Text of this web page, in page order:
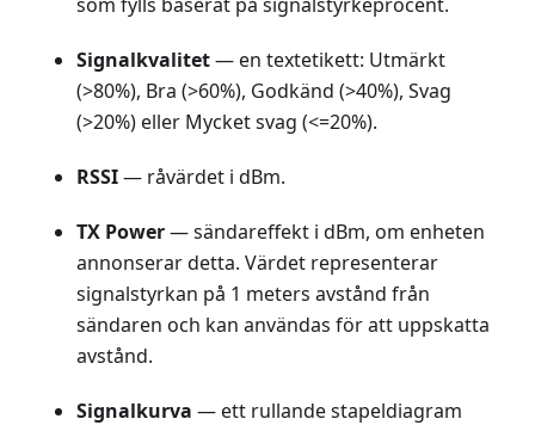
Signalkvalitet— en textetikett: Utmärkt
(>80%), Bra (>60%), Godkänd (>40%), Svag
(>20%) eller Mycket svag (<=20%).
RSSI— råvärdet i dBm.
TX Power— sändareffekt i dBm, om enheten
annonserar detta. Värdet representerar
signalstyrkan på 1 meters avstånd från
sändaren och kan användas för att uppskatta
avstånd.
Signalkurva — ett rullande stapeldiagram